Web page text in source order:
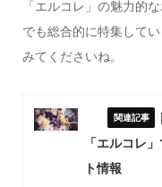
「エルコレ」の魅力的
でも総合的に特集して
みてくださいね。
「エルコレ
ト情報